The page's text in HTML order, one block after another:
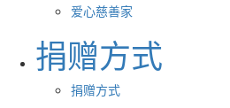
爱心慈善家
捐赠方式
捐赠方式